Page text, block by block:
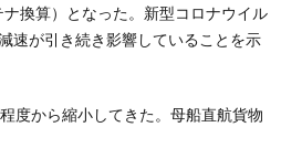
換算）となった。新型コロナウイル
速が引き続き影響していることを示
度から縮小してきた。母船直航貨物